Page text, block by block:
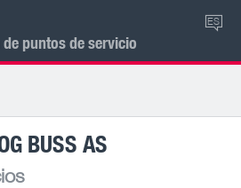
puntos de servicio
ES
BUSS AS